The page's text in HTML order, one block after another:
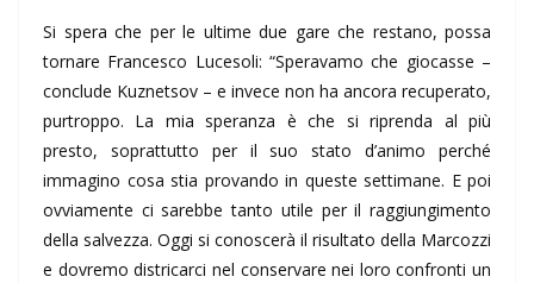
Si spera che per le ultime due gare che restano, possa
tornare Francesco Lucesoli: “Speravamo che giocasse –
conclude Kuznetsov – e invece non ha ancora recuperato,
purtroppo. La mia speranza è che si riprenda al più
presto, soprattutto per il suo stato d’animo perché
immagino cosa stia provando in queste settimane. E poi
ovviamente ci sarebbe tanto utile per il raggiungimento
della salvezza. Oggi si conoscerà il risultato della Marcozzi
e dovremo districarci nel conservare nei loro confronti un